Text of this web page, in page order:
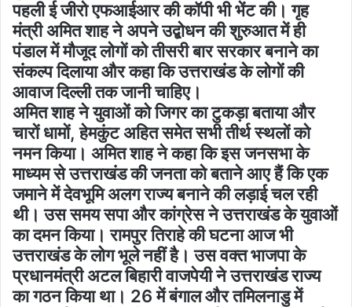
पहली ई जीरो एफआईआर की कॉपी भी भेंट की। गृह
मंत्री अमित शाह ने अपने उद्बोधन की शुरुआत में ही
पंडाल में मौजूद लोगों को तीसरी बार सरकार बनाने का
संकल्प दिलाया और कहा कि उत्तराखंड के लोगों की
आवाज दिल्ली तक जानी चाहिए।
अमित शाह ने युवाओं को जिगर का टुकड़ा बताया और
चारों धामों, हेमकुंट अहित समेत सभी तीर्थ स्थलों को
नमन किया। अमित शाह ने कहा कि इस जनसभा के
माध्यम से उत्तराखंड की जनता को बताने आए हैं कि एक
जमाने में देवभूमि अलग राज्य बनाने की लड़ाई चल रही
थी। उस समय सपा और कांग्रेस ने उत्तराखंड के युवाओं
का दमन किया। रामपुर तिराहे की घटना आज भी
उत्तराखंड के लोग भूले नहीं है। उस वक्त भाजपा के
प्रधानमंत्री अटल बिहारी वाजपेयी ने उत्तराखंड राज्य
का गठन किया था। 26 में बंगाल और तमिलनाडु में